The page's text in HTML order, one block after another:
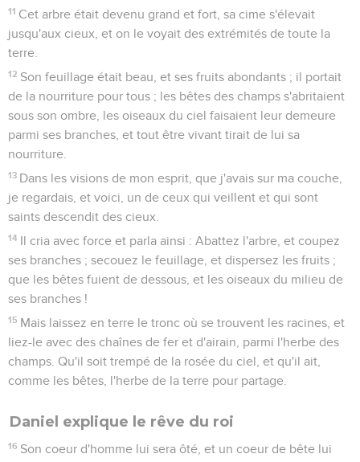
11 Cet arbre était devenu grand et fort, sa cime s'élevait
jusqu'aux cieux, et on le voyait des extrémités de toute la
terre.
12 Son feuillage était beau, et ses fruits abondants ; il portait
de la nourriture pour tous ; les bêtes des champs s'abritaient
sous son ombre, les oiseaux du ciel faisaient leur demeure
parmi ses branches, et tout être vivant tirait de lui sa
nourriture.
13 Dans les visions de mon esprit, que j'avais sur ma couche,
je regardais, et voici, un de ceux qui veillent et qui sont
saints descendit des cieux.
14 Il cria avec force et parla ainsi : Abattez l'arbre, et coupez
ses branches ; secouez le feuillage, et dispersez les fruits ;
que les bêtes fuient de dessous, et les oiseaux du milieu de
ses branches !
15 Mais laissez en terre le tronc où se trouvent les racines, et
liez-le avec des chaînes de fer et d'airain, parmi l'herbe des
champs. Qu'il soit trempé de la rosée du ciel, et qu'il ait,
comme les bêtes, l'herbe de la terre pour partage.
Daniel explique le rêve du roi
16 Son coeur d'homme lui sera ôté, et un coeur de bête lui